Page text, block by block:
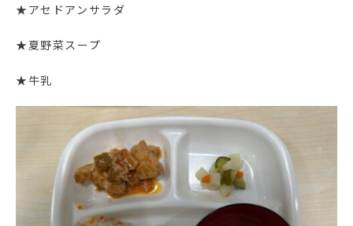
★アセドアンサラダ
★夏野菜スープ
★牛乳